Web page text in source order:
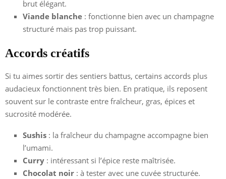
brut élégant.
Viande blanche : fonctionne bien avec un champagne
structuré mais pas trop puissant.
Accords créatifs
Si tu aimes sortir des sentiers battus, certains accords plus
audacieux fonctionnent très bien. En pratique, ils reposent
souvent sur le contraste entre fraîcheur, gras, épices et
sucrosité modérée.
Sushis : la fraîcheur du champagne accompagne bien
l’umami.
Curry : intéressant si l’épice reste maîtrisée.
Chocolat noir : à tester avec une cuvée structurée.